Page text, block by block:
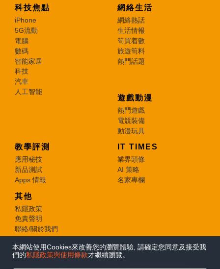
本網站使用Cookies來改善您的瀏覽體驗, 請確定您同意及接受我
們的私隱政策與使用條款才繼續瀏覽。
科技焦點
iPhone
5G流動
電腦
數碼
智能家居
科技
汽車
人工智能
網絡生活
網絡熱話
生活情報
筍買着數
旅遊筍料
熱門話題
遊戲動漫
熱門遊戲
電競裝備
動漫玩具
教學評測
應用秘技
新品測試
Apps 情報
IT TIMES
業界頭條
AI 策略
名家專欄
其他
私隱政策
免責聲明
聯絡/關於我們
© 2026 e-zone. All Rights Reserved.